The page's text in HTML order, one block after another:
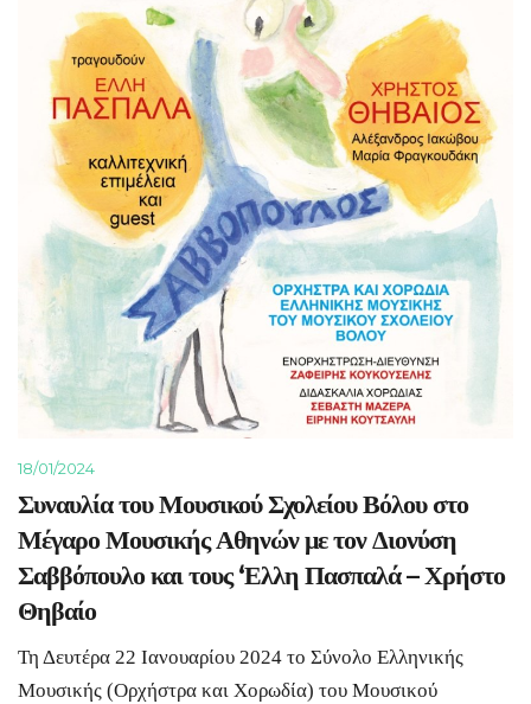
18/01/2024
Συναυλία του Μουσικού Σχολείου Βόλου στο
Μέγαρο Μουσικής Αθηνών με τον Διονύση
Σαββόπουλο και τους ‘Ελλη Πασπαλά – Χρήστο
Θηβαίο
Τη Δευτέρα 22 Ιανουαρίου 2024 τo Σύνολο Ελληνικής
Μουσικής (Ορχήστρα και Χορωδία) του Μουσικού